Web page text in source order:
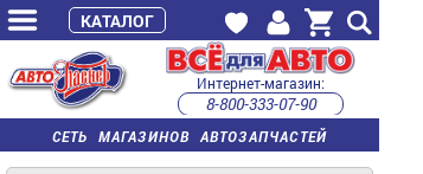
СЕТЬ МАГАЗИНОВ АВТОЗАПЧАСТЕЙ
Интернет-магазин:
8-800-333-07-90
часы работы с 9:00 до 22:00 (пн-пт)
КАТАЛОГ